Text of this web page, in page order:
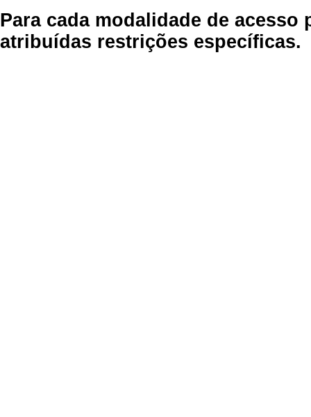
Para cada modalidade de
atribuídas restrições específicas.